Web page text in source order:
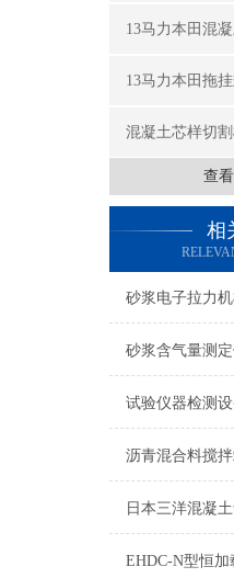
13马力本田混
13马力本田拖
混凝土芯样切
查
相
砂浆含气量测
沥青混合料搅